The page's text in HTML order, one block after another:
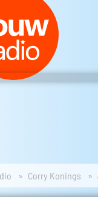
Corry Konings